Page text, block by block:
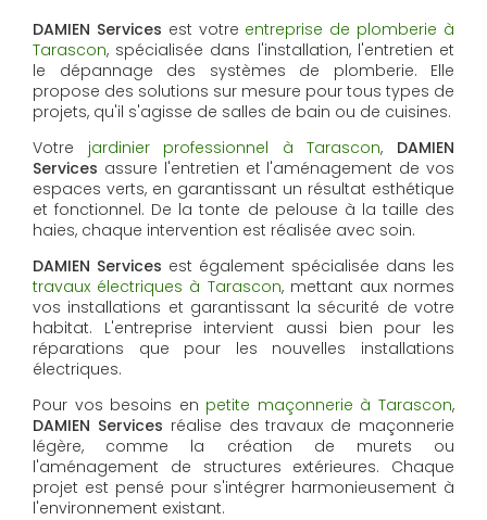
DAMIEN Services est votre entreprise de plomberie à
Tarascon, spécialisée dans l'installation, l'entretien et
le dépannage des systèmes de plomberie. Elle
propose des solutions sur mesure pour tous types de
projets, qu'il s'agisse de salles de bain ou de cuisines.
Votre jardinier professionnel à Tarascon, DAMIEN
Services assure l'entretien et l'aménagement de vos
espaces verts, en garantissant un résultat esthétique
et fonctionnel. De la tonte de pelouse à la taille des
haies, chaque intervention est réalisée avec soin.
DAMIEN Services est également spécialisée dans les
travaux électriques à Tarascon, mettant aux normes
vos installations et garantissant la sécurité de votre
habitat. L'entreprise intervient aussi bien pour les
réparations que pour les nouvelles installations
électriques.
Pour vos besoins en petite maçonnerie à Tarascon,
DAMIEN Services réalise des travaux de maçonnerie
légère, comme la création de murets ou
l'aménagement de structures extérieures. Chaque
projet est pensé pour s'intégrer harmonieusement à
l'environnement existant.